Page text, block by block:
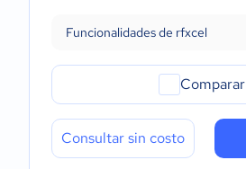
Funcionalidades de rfxcel
Comparar
Consultar sin costo